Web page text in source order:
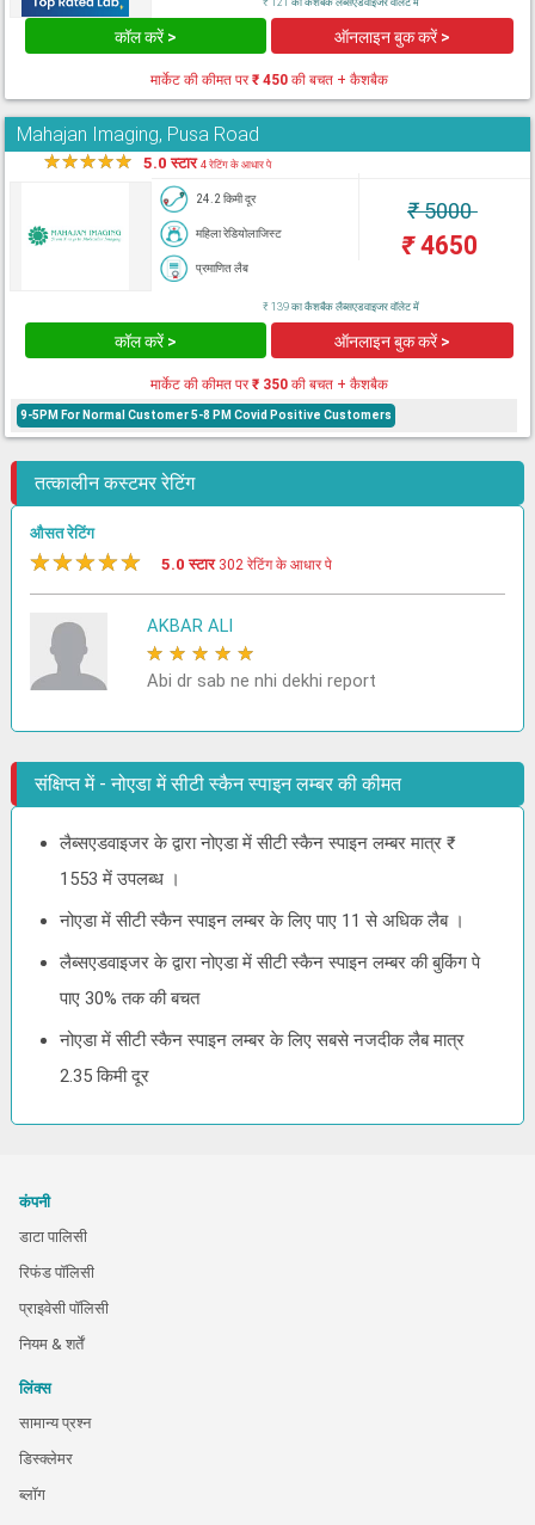
कॉल करें > ऑनलाइन बुक करें >
मार्केट की कीमत पर₹ 450की बचत + कैशबैक
Mahajan Imaging, Pusa Road
★★★★★ 5.0 स्टार4 रेटिंग के आधार पे
24.2 किमी दूर
महिला रेडियोलाजिस्ट
प्रमाणित लैब
₹5000
₹4650
₹ 139 का कैशबैक लैब्सएडवाइजर वॉलेट में
कॉल करें > ऑनलाइन बुक करें >
मार्केट की कीमत पर₹ 350की बचत + कैशबैक
9-5PM For Normal Customer 5-8 PM Covid Positive Customers
तत्कालीन कस्टमर रेटिंग
औसत रेटिंग
★★★★★ 5.0 स्टार 302 रेटिंग के आधार पे
AKBAR ALI
★ ★ ★ ★ ★
Abi dr sab ne nhi dekhi report
संक्षिप्त में - नोएडा में सीटी स्कैन स्पाइन लम्बर की कीमत
लैब्सएडवाइजर के द्वारा नोएडा में सीटी स्कैन स्पाइन लम्बर मात्र ₹
1553 में उपलब्ध ।
नोएडा में सीटी स्कैन स्पाइन लम्बर के लिए पाए 11 से अधिक लैब ।
लैब्सएडवाइजर के द्वारा नोएडा में सीटी स्कैन स्पाइन लम्बर की बुकिंग पे
पाए 30% तक की बचत
नोएडा में सीटी स्कैन स्पाइन लम्बर के लिए सबसे नजदीक लैब मात्र
2.35 किमी दूर
कंपनी
डाटा पालिसी
रिफंड पॉलिसी
प्राइवेसी पॉलिसी
नियम & शर्तें
लिंक्स
सामान्य प्रश्न
डिस्क्लेमर
ब्लॉग